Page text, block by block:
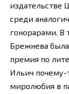
издательстве
среди
гонорарами.
Брежнева была
премия по
Ильич почему-
миролюбия в